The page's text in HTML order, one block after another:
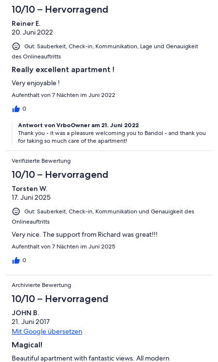
10/10 – Hervorragend
Reiner E.
20. Juni 2022
Gut: Sauberkeit, Check-in, Kommunikation, Lage und Genauigkeit
des Onlineauftritts
Really excellent apartment !
Very enjoyable !
Aufenthalt von 7 Nächten im Juni 2022
0
Antwort von VrboOwner am 21. Juni 2022
Thank you - it was a pleasure welcoming you to Bandol - and thank you
for taking so much care of the apartment!
Verifizierte Bewertung
10/10 – Hervorragend
Torsten W.
17. Juni 2025
Gut: Sauberkeit, Check-in, Kommunikation und Genauigkeit des
Onlineauftritts
Very nice. The support from Richard was great!!!
Aufenthalt von 7 Nächten im Juni 2025
0
Archivierte Bewertung
10/10 – Hervorragend
JOHN B.
21. Juni 2017
Mit Google übersetzen
Magical!
Beautiful apartment with fantastic views. All modern